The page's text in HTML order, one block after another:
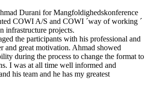
Durani for Mangfoldighedskonference
COWI A/S and COWI ´way of working ´
infrastructure projects.
the participants with his professional and
and great motivation. Ahmad showed
during the process to change the format to
I was at all time well informed and
his team and he has my greatest